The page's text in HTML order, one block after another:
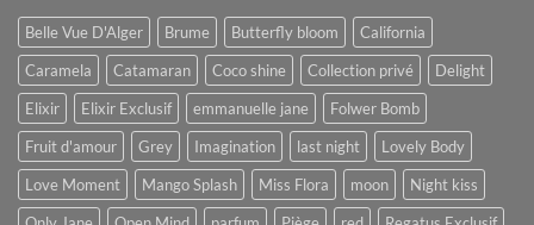
Belle Vue D'Alger Brume Butterfly bloom
California
Caramela
Catamaran Coco shine Collection privé
Delight
Elixir
Elixir Exclusif emmanuelle jane
Folwer Bomb
Fruit d'amour
Grey Imagination last night
Lovely Body
Love Moment
Mango Splash Miss Flora moon
Night kiss